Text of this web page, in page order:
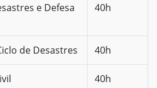
e Defesa
40h
de Desastres 40h
40h